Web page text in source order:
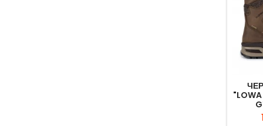
"LOWA